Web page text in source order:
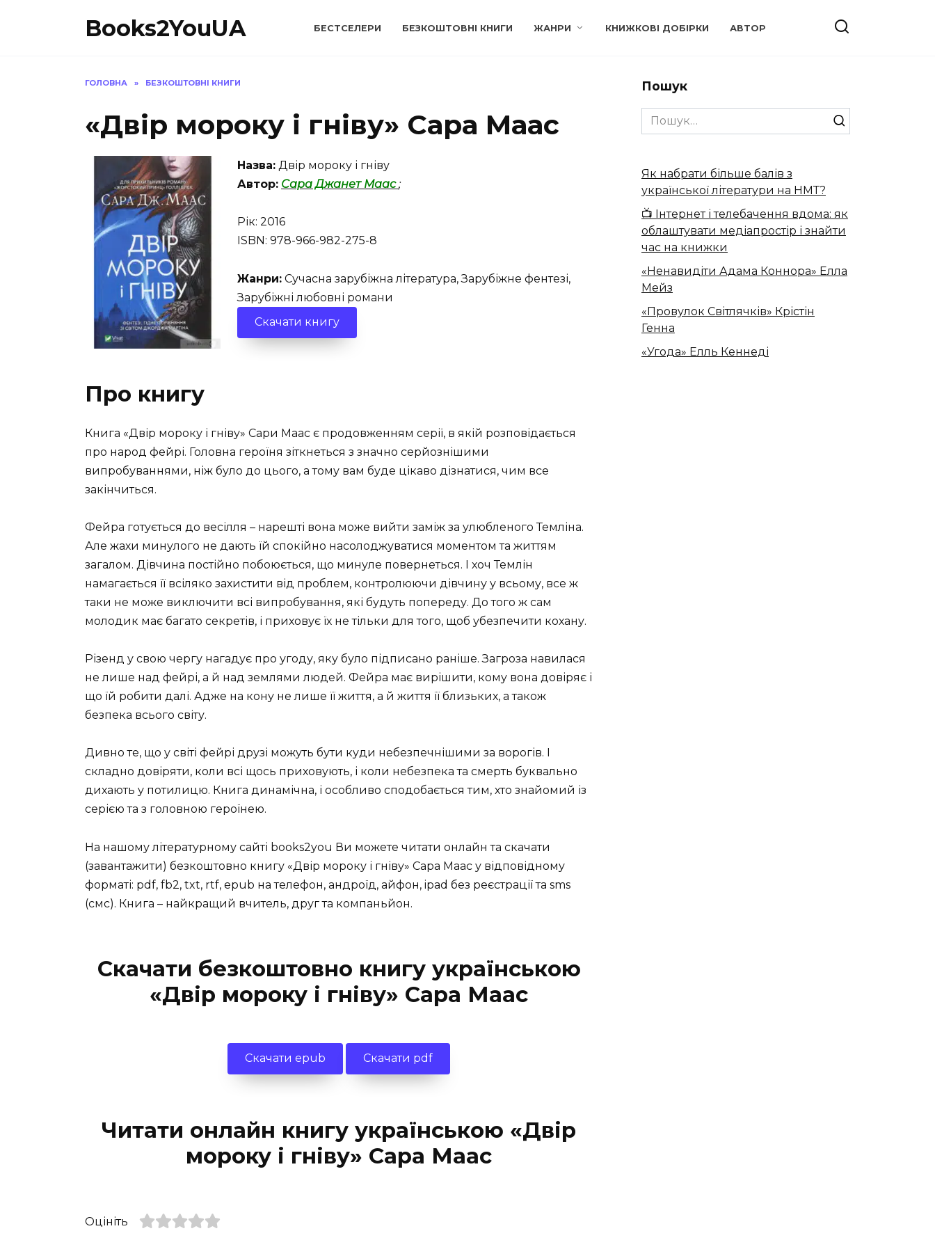
Books2YouUA БЕСТСЕЛЕРИ БЕЗКОШТОВНІ КНИГИ ЖАНРИ КНИЖКОВІ ДОБІРКИ АВТОР
ГОЛОВНА » БЕЗКОШТОВНІ КНИГИ
«Двір мороку і гніву» Сара Маас
Назва: Двір мороку і гніву
Автор: Сара Джанет Маас;
Рік: 2016
ISBN: 978-966-982-275-8
Жанри: Сучасна зарубіжна література, Зарубіжне фентезі,
Зарубіжні любовні романи
Скачати книгу
Про книгу
Книга «Двір мороку і гніву» Сари Маас є продовженням серії, в якій розповідається
про народ фейрі. Головна героїня зіткнеться з значно серйознішими
випробуваннями, ніж було до цього, а тому вам буде цікаво дізнатися, чим все
закінчиться.
Фейра готується до весілля – нарешті вона може вийти заміж за улюбленого Темліна.
Але жахи минулого не дають їй спокійно насолоджуватися моментом та життям
загалом. Дівчина постійно побоюється, що минуле повернеться. І хоч Темлін
намагається її всіляко захистити від проблем, контролюючи дівчину у всьому, все ж
таки не може виключити всі випробування, які будуть попереду. До того ж сам
молодик має багато секретів, і приховує їх не тільки для того, щоб убезпечити кохану.
Різенд у свою чергу нагадує про угоду, яку було підписано раніше. Загроза навилася
не лише над фейрі, а й над землями людей. Фейра має вирішити, кому вона довіряє і
що їй робити далі. Адже на кону не лише її життя, а й життя її близьких, а також
безпека всього світу.
Дивно те, що у світі фейрі друзі можуть бути куди небезпечнішими за ворогів. І
складно довіряти, коли всі щось приховують, і коли небезпека та смерть буквально
дихають у потилицю. Книга динамічна, і особливо сподобається тим, хто знайомий із
серією та з головною героїнею.
На нашому літературному сайті books2you Ви можете читати онлайн та скачати
(завантажити) безкоштовно книгу «Двір мороку і гніву» Сара Маас у відповідному
форматі: pdf, fb2, txt, rtf, epub на телефон, андроїд, айфон, ipad без реєстрації та sms
(смс). Книга – найкращий вчитель, друг та компаньйон.
Скачати безкоштовно книгу українською
«Двір мороку і гніву» Сара Маас
Скачати epub Скачати pdf
Читати онлайн книгу українською «Двір
мороку і гніву» Сара Маас
Оцініть
Пошук
Search
for:
Як набрати більше балів з
української літератури на НМТ?
📺 Інтернет і телебачення вдома: як
облаштувати медіапростір і знайти
час на книжки
«Ненавидіти Адама Коннора» Елла
Мейз
«Провулок Світлячків» Крістін
Генна
«Угода» Елль Кеннеді